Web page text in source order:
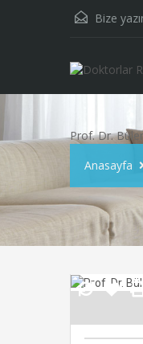
Bize
Prof. Dr.
Anasayfa